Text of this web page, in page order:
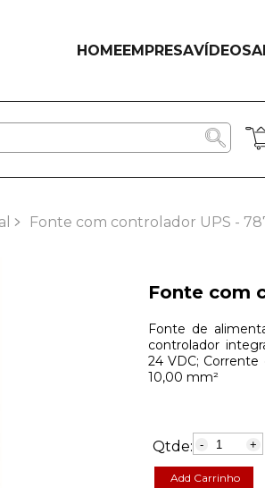
HOMEEMPRESAVÍDEOS
Fonte com controlador UPS -
Fonte com
Fonte de
controlador
24 VDC; Corrente
10,00 mm²
Qtde: - +
Add Carrinho